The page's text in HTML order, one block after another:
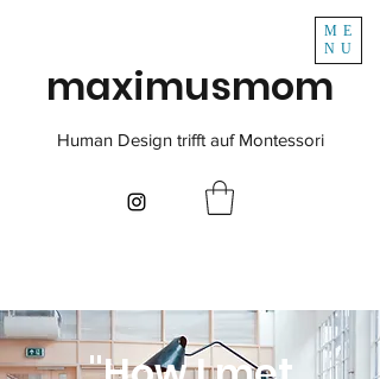
maximusmom
Human Design trifft auf Montessori
ME
NU